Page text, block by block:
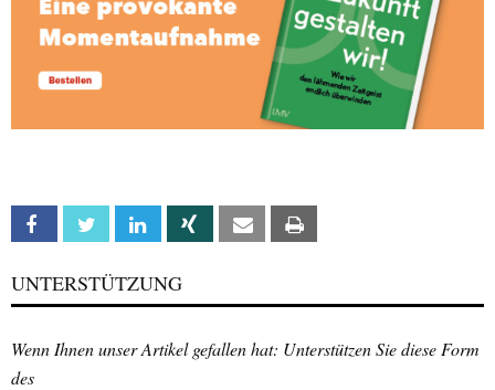
Facebook Twitter Linkedin Xing Email
UNTERSTÜTZUNG
Wenn Ihnen unser Artikel gefallen hat: Unterstützen Sie diese Form
des